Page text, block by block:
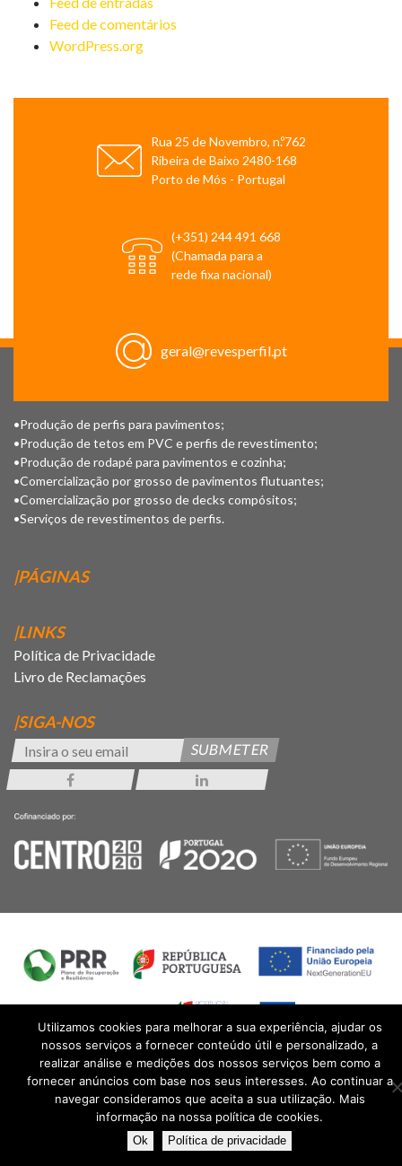
Feed de comentários
WordPress.org
Rua 25 de Novembro, n.º762
Ribeira de Baixo 2480-168
Porto de Mós - Portugal
(+351) 244 491 668
(Chamada para a
rede fixa nacional)
geral@revesperfil.pt
•Produção de perfis para pavimentos;
•Produção de tetos em PVC e perfis de revestimento;
•Produção de rodapé para pavimentos e cozinha;
•Comercialização por grosso de pavimentos flutuantes;
•Comercialização por grosso de decks compósitos;
•Serviços de revestimentos de perfis.
|PÁGINAS
|LINKS
Política de Privacidade
Livro de Reclamações
|SIGA-NOS
SUBMETER
Utilizamos cookies para melhorar a sua experiência, ajudar os
nossos serviços a fornecer conteúdo útil e personalizado, a
realizar análise e medições dos nossos serviços bem como a
fornecer anúncios com base nos seus interesses. Ao continuar a
navegar consideramos que aceita a sua utilização. Mais
informação na nossa política de cookies.
Ok Política de privacidade